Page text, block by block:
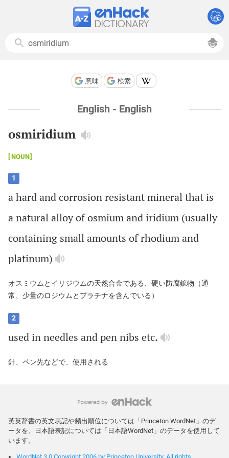
意味 検索
English - English
osmiridium
NOUN
1
ahardandcorrosionresistantmineralthat is
anaturalalloyofosmiumand iridium (usually
containing smallamounts ofrhodiumand
platinum)
オスミウムとイリジウムの天然合金である、硬い防腐鉱物（通
常、少量のロジウムとプラチナを含んでいる）
2
used inneedles andpennibs etc.
針、ペン先などで、使用される
英英辞書の英文表記や頻出順位については「Princeton WordNet」のデ
ータを、日本語表記については「日本語WordNet」のデータを使用して
います。